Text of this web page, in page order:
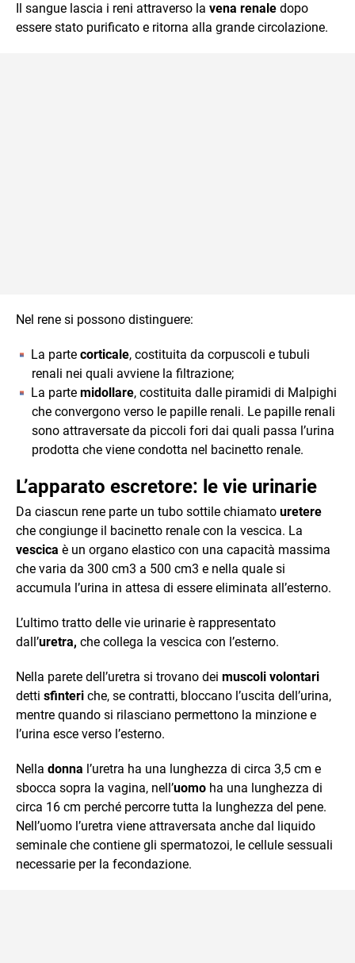
Il sangue lascia i reni attraverso la vena renale dopo
essere stato purificato e ritorna alla grande circolazione.
Nel rene si possono distinguere:
La parte corticale, costituita da corpuscoli e tubuli
renali nei quali avviene la filtrazione;
La parte midollare, costituita dalle piramidi di Malpighi
che convergono verso le papille renali. Le papille renali
sono attraversate da piccoli fori dai quali passa l’urina
prodotta che viene condotta nel bacinetto renale.
L’apparato escretore: le vie urinarie
Da ciascun rene parte un tubo sottile chiamato uretere
che congiunge il bacinetto renale con la vescica. La
vescica è un organo elastico con una capacità massima
che varia da 300 cm3 a 500 cm3 e nella quale si
accumula l’urina in attesa di essere eliminata all’esterno.
L’ultimo tratto delle vie urinarie è rappresentato
dall’uretra, che collega la vescica con l’esterno.
Nella parete dell’uretra si trovano dei muscoli volontari
detti sfinteri che, se contratti, bloccano l’uscita dell’urina,
mentre quando si rilasciano permettono la minzione e
l’urina esce verso l’esterno.
Nella donna l’uretra ha una lunghezza di circa 3,5 cm e
sbocca sopra la vagina, nell’uomo ha una lunghezza di
circa 16 cm perché percorre tutta la lunghezza del pene.
Nell’uomo l’uretra viene attraversata anche dal liquido
seminale che contiene gli spermatozoi, le cellule sessuali
necessarie per la fecondazione.